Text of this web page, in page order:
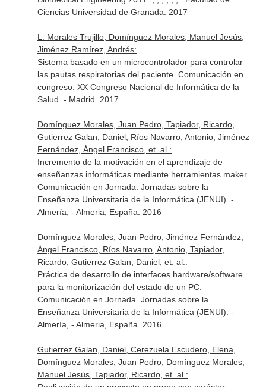
Ciencias Universidad de Granada. 2017
L. Morales Trujillo, Domínguez Morales, Manuel Jesús,
Jiménez Ramírez, Andrés:
Sistema basado en un microcontrolador para controlar
las pautas respiratorias del paciente. Comunicación en
congreso. XX Congreso Nacional de Informática de la
Salud. - Madrid. 2017
Domínguez Morales, Juan Pedro, Tapiador, Ricardo,
Gutierrez Galan, Daniel, Ríos Navarro, Antonio, Jiménez
Fernández, Ángel Francisco, et. al.:
Incremento de la motivación en el aprendizaje de
enseñanzas informáticas mediante herramientas maker.
Comunicación en Jornada. Jornadas sobre la
Enseñanza Universitaria de la Informática (JENUI). -
Almería, - Almeria, España. 2016
Domínguez Morales, Juan Pedro, Jiménez Fernández,
Ángel Francisco, Ríos Navarro, Antonio, Tapiador,
Ricardo, Gutierrez Galan, Daniel, et. al.:
Práctica de desarrollo de interfaces hardware/software
para la monitorización del estado de un PC.
Comunicación en Jornada. Jornadas sobre la
Enseñanza Universitaria de la Informática (JENUI). -
Almería, - Almeria, España. 2016
Gutierrez Galan, Daniel, Cerezuela Escudero, Elena,
Domínguez Morales, Juan Pedro, Domínguez Morales,
Manuel Jesús, Tapiador, Ricardo, et. al.: